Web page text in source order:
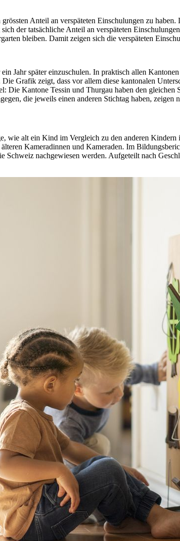
Anteil an verspäteten Einschulungen zu
der tatsächliche Anteil an verspäteten
bleiben. Damit zeigen sich die verspäteten
Jahr später einzuschulen. In praktisch allen
Grafik zeigt, dass vor allem diese kantonalen
Die Kantone Tessin und Thurgau haben den gleichen
die jeweils einen anderen Stichtag haben, zeigen
alt ein Kind im Vergleich zu den anderen Kindern
Kameradinnen und Kameraden. Im
Schweiz nachgewiesen werden. Aufgeteilt nach